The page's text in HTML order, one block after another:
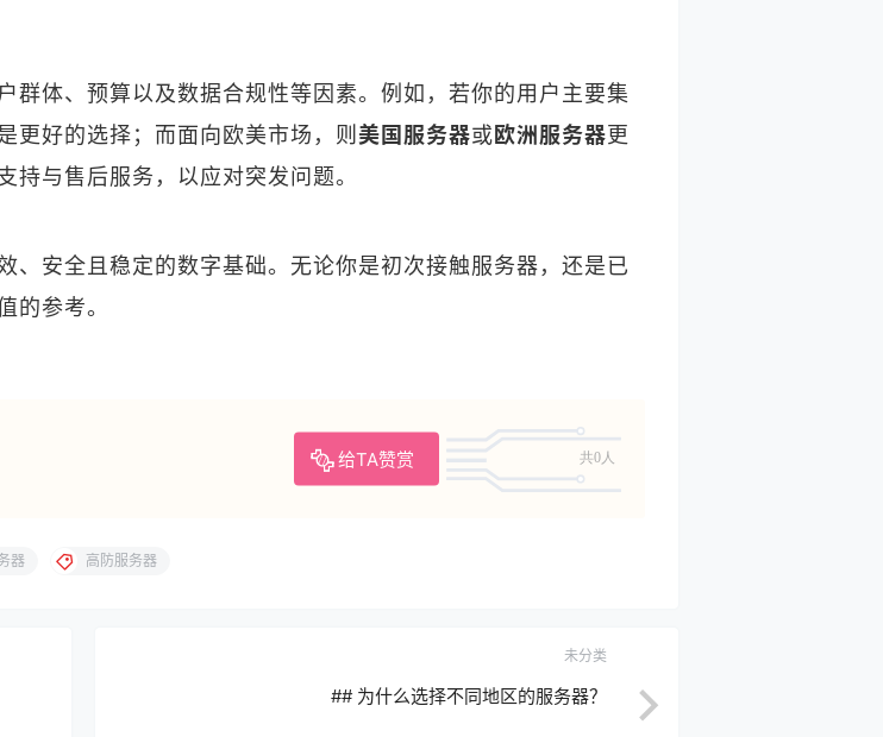
群体、预算以及数据合规性等因素。例如，若你的用户主要集
更好的选择；而面向欧美市场，则 美国服务器或欧洲服务器更
与售后服务，以应对突发问题。
、安全且稳定的数字基础。无论你是初次接触服务器，还是已
的参考。
给TA赞赏 共0人
器 高防服务器
未分类
## 为什么选择不同地区的服务器？